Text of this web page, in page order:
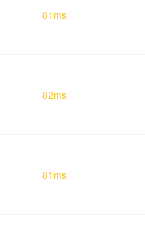
81ms
82ms
81ms